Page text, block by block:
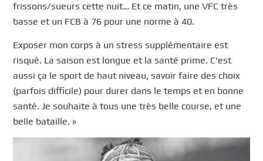
frissons/sueurs cette nuit… Et ce matin, une VFC très
basse et un FCB à 76 pour une norme à 40.
Exposer mon corps à un stress supplémentaire est
risqué. La saison est longue et la santé prime. C’est
aussi ça le sport de haut niveau, savoir faire des choix
(parfois difficile) pour durer dans le temps et en bonne
santé. Je souhaite à tous une très belle course, et une
belle bataille. »